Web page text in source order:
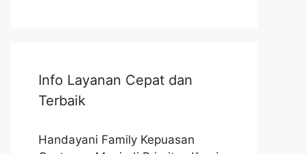
Info Layanan Cepat dan
Terbaik
Handayani Family Kepuasan